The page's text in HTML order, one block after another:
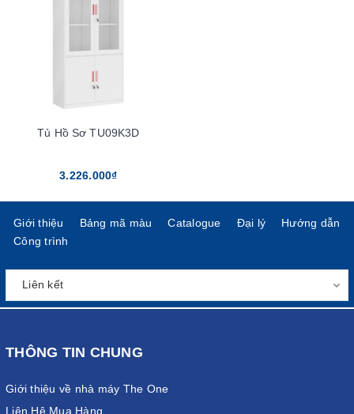
Tủ Hồ Sơ TU09K3D
3.226.000₫
Giới thiệu Bảng mã màu Catalogue Đại lý
Hướng dẫn
Công trình
THÔNG TIN CHUNG
Giới thiệu về nhà máy The One
Liên Hệ Mua Hàng